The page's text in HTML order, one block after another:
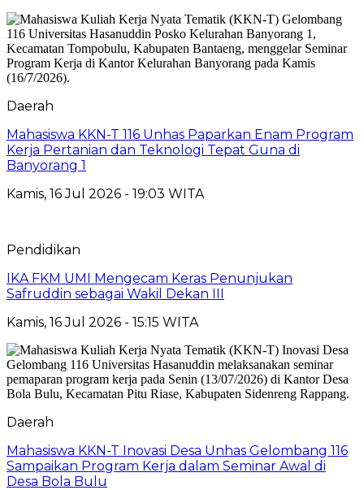
Daerah
Mahasiswa KKN-T 116 Unhas Paparkan Enam Program
Kerja Pertanian dan Teknologi Tepat Guna di
Banyorang 1
Kamis, 16 Jul 2026 - 19:03 WITA
Pendidikan
IKA FKM UMI Mengecam Keras Penunjukan
Safruddin sebagai Wakil Dekan III
Kamis, 16 Jul 2026 - 15:15 WITA
Daerah
Mahasiswa KKN-T Inovasi Desa Unhas Gelombang 116
Sampaikan Program Kerja dalam Seminar Awal di
Desa Bola Bulu